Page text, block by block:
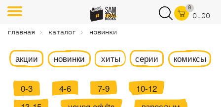
0
0.00
главная каталог новинки
акции новинки хиты серии комиксы
0-3 4-6 7-9
10-12